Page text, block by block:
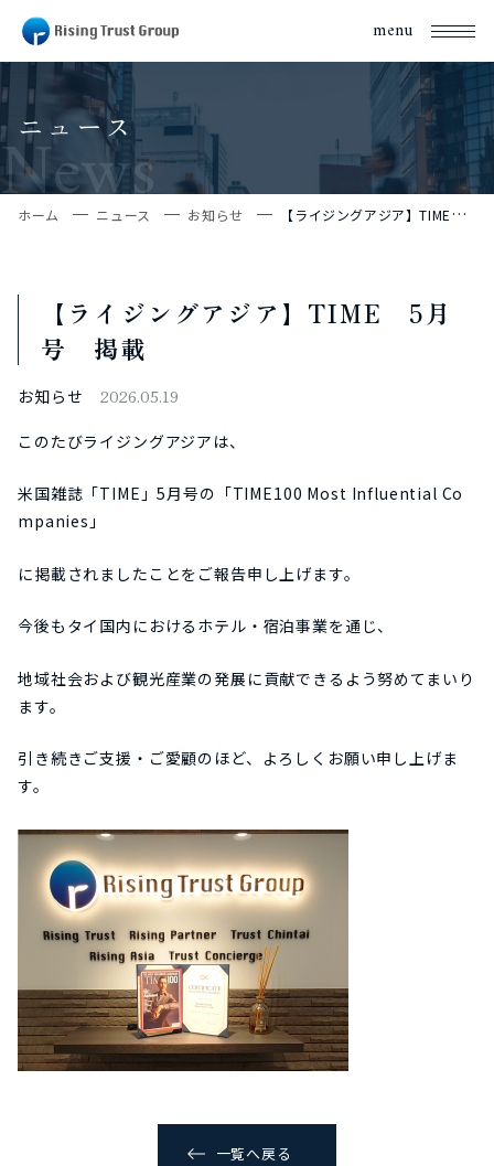
menu
News
ニュース
ホーム ニュース お知らせ 【ライジングアジア】TIME 5月号 掲載
【ライジングアジア】TIME 5月
号 掲載
お知らせ 2026.05.19
このたびライジングアジアは、
米国雑誌「TIME」5月号の「TIME100 Most Influential Co
mpanies」
に掲載されましたことをご報告申し上げます。
今後もタイ国内におけるホテル・宿泊事業を通じ、
地域社会および観光産業の発展に貢献できるよう努めてまいり
ます。
引き続きご支援・ご愛顧のほど、よろしくお願い申し上げま
す。
一覧へ戻る